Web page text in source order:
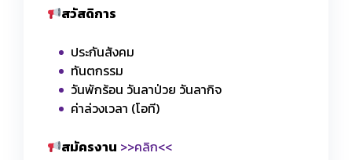
สวัสดิการ
ประกันสังคม
ทันตกรรม
วันพักร้อน วันลาป่วย วันลากิจ
ค่าล่วงเวลา (โอที)
สมัครงาน >>คลิก<<